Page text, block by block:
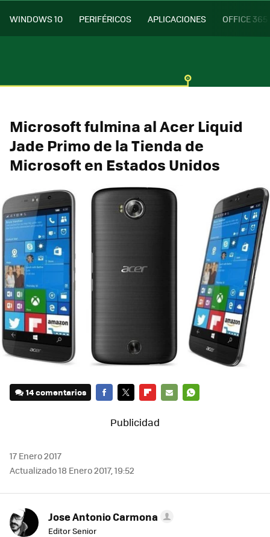
WINDOWS 10 PERIFÉRICOS APLICACIONES OFFICE 365
Microsoft fulmina al Acer Liquid
Jade Primo de la Tienda de
Microsoft en Estados Unidos
14 comentarios
17 Enero 2017
Actualizado 18 Enero 2017, 19:52
Jose Antonio Carmona
Editor Senior